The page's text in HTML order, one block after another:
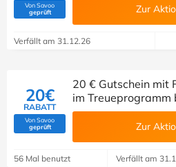
Von Savoo
geprüft(Von Savoo geprüft) Zur
Verfällt am 31.12.26
20€
RABATT
Von Savoo
geprüft(Von Savoo geprüft)
20 € Gutschein mit
im Treueprogramm
Zur
56 Mal benutzt Verfällt am